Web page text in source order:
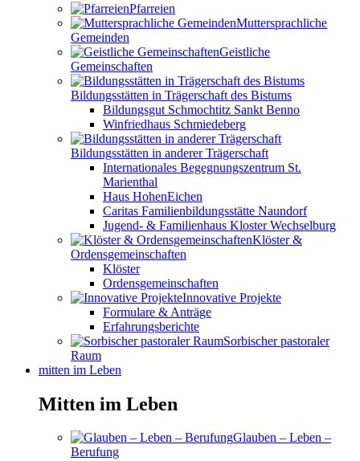
Pfarreien
Muttersprachliche
Gemeinden
Geistliche
Gemeinschaften
Bildungsstätten in Trägerschaft des Bistums
Bildungsgut Schmochtitz Sankt Benno
Winfriedhaus Schmiedeberg
Bildungsstätten in anderer Trägerschaft
Internationales Begegnungszentrum St.
Marienthal
Haus HohenEichen
Caritas Familienbildungsstätte Naundorf
Jugend- & Familienhaus Kloster Wechselburg
Klöster &
Ordensgemeinschaften
Klöster
Ordensgemeinschaften
Innovative Projekte
Formulare & Anträge
Erfahrungsberichte
Sorbischer pastoraler
Raum
mitten im Leben
Mitten im Leben
Glauben – Leben –
Berufung